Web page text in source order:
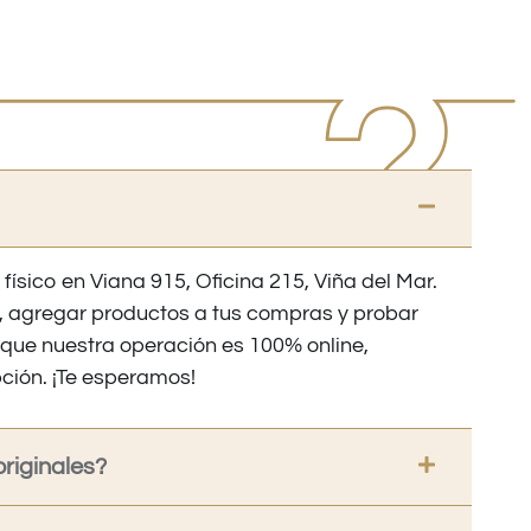
en Viana 915, Oficina 215, Viña del Mar.
agregar productos a tus compras y probar
nuestra operación es 100% online,
¡Te esperamos!